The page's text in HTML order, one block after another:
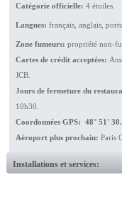
Catégorie officielle: 4 étoiles.
Langues: français, anglais,
Zone fumeurs: propriété non-
Cartes de crédit acceptées:
JCB.
Jours de fermeture du
10h30.
Coordonnées GPS: 48° 51'
Aèroport plus prochain: Paris
Installations et services: